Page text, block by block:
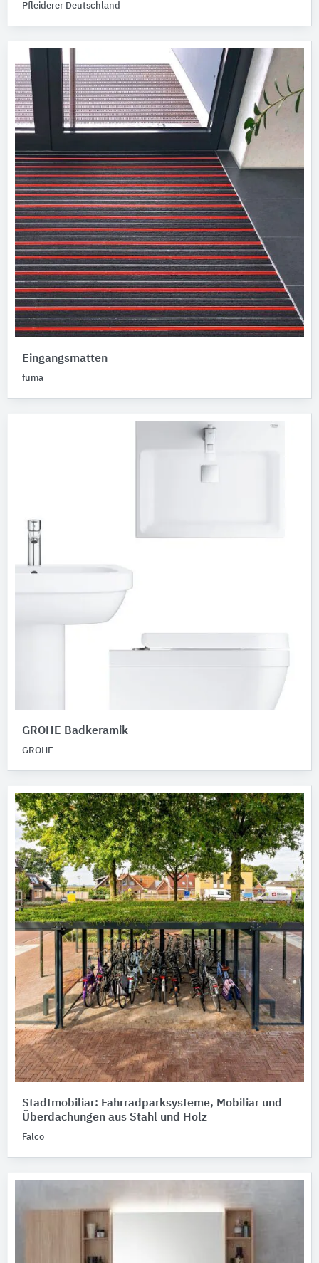
Pfleiderer Deutschland
Eingangsmatten
fuma
GROHE Badkeramik
GROHE
Stadtmobiliar: Fahrradparksysteme, Mobiliar und
Überdachungen aus Stahl und Holz
Falco